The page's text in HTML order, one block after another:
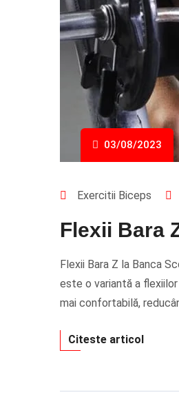
03/08/2023
Exercitii Biceps
Flexii Bara
Flexii Bara Z la Banca
este o variantă a
mai confortabilă,
Citeste articol